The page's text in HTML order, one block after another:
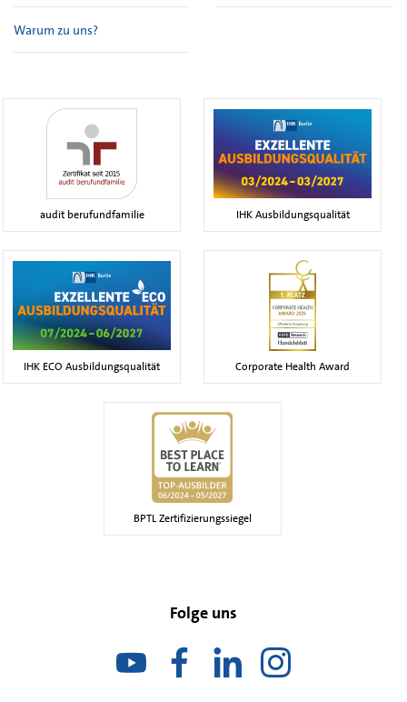
Warum zu uns?
audit berufundfamilie IHK Ausbildungsqualität
IHK ECO Ausbildungsqualität Corporate Health Award
BPTL Zertifizierungssiegel
Folge uns
Folge uns auf Youtube
Folge uns auf Facebook
Folge uns auf Linkedin